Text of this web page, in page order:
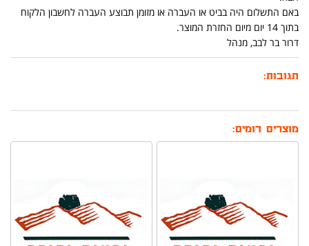
באם התשלום היה בביט או העברה או מזומן תבוצע העברה לחשבון הלקוח
בתוך 14 יום מיום החזרת המוצר.
דרור בר לבב, מנהל
תגובות:
מוצרים דומים: